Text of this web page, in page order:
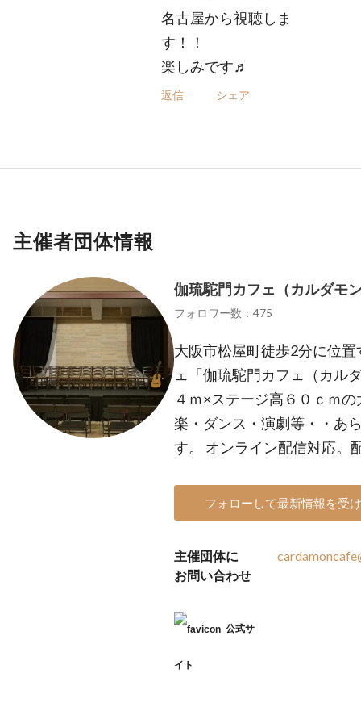
名古屋から視聴しま
す！！
楽しみです♬
返信 シェア
主催者団体情報
伽琉駝門カフェ（カルダモ
フォロワー数：475
大阪市松屋町徒歩2分に位
ェ「伽琉駝門カフェ（カル
４ｍ×ステージ高６０ｃｍ
楽・ダンス・演劇等・・あ
す。 オンライン配信対応。
フォローして最新情報を受
主催団体に
お問い合わせ
公式サ
イト